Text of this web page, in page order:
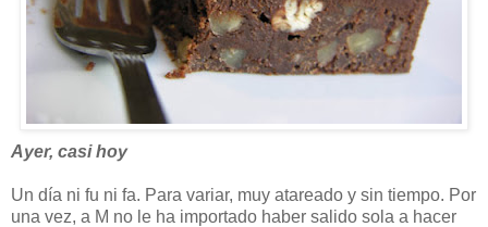
Ayer, casi hoy
Un día ni fu ni fa. Para variar, muy atareado y sin tiempo. Por
una vez, a M no le ha importado haber salido sola a hacer